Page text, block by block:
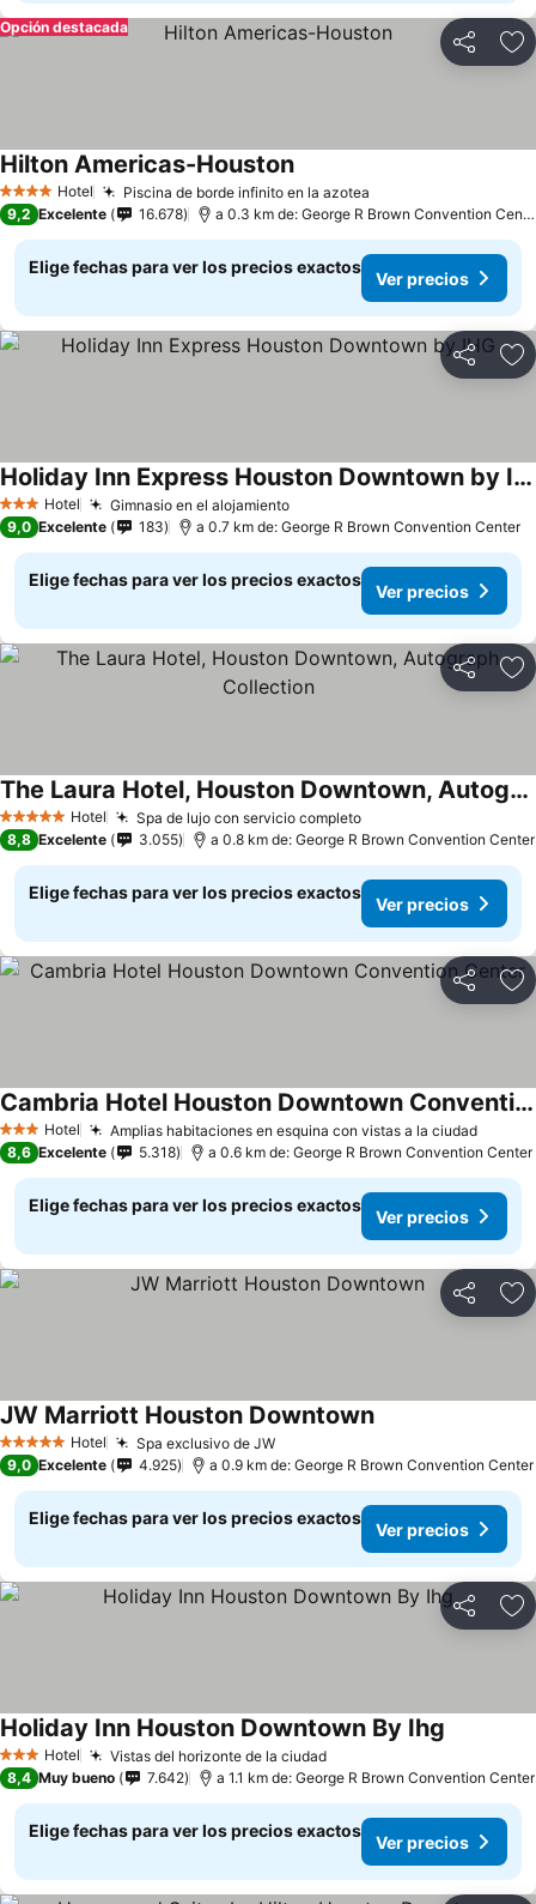
Compartir
Opción destacada
4 EstrellasHotel Piscina de borde infinito en la azotea
Hilton Americas-Houston
9,2 Excelente 16.678 a 0.3 km de: George R Brown Convention Center
Elige fechas para ver los precios exactos
Ver precios
Compartir
3 Estrellas
Hotel Gimnasio en el alojamiento
Holiday Inn Express Houston Downtown by IHG
9,0 Excelente 183 a 0.7 km de: George R Brown Convention Center
Elige fechas para ver los precios exactos
Ver precios
Compartir
5 Estrellas Hotel Spa de lujo con servicio completo
The Laura Hotel, Houston Downtown, Autograph Collection
8,8 Excelente 3.055 a 0.8 km de: George R Brown Convention Center
Elige fechas para ver los precios exactos
Ver precios
Compartir
3 Estrellas
Hotel Amplias habitaciones en esquina con vistas a la ciudad
Cambria Hotel Houston Downtown Convention Center
8,6 Excelente 5.318 a 0.6 km de: George R Brown Convention Center
Elige fechas para ver los precios exactos
Ver precios
Compartir
5 Estrellas Hotel Spa exclusivo de JW
JW Marriott Houston Downtown
9,0 Excelente 4.925 a 0.9 km de: George R Brown Convention Center
Elige fechas para ver los precios exactos
Ver precios
Compartir
3 Estrellas
Hotel Vistas del horizonte de la ciudad
Holiday Inn Houston Downtown By Ihg
8,4 Muy bueno 7.642 a 1.1 km de: George R Brown Convention Center
Elige fechas para ver los precios exactos
Ver precios